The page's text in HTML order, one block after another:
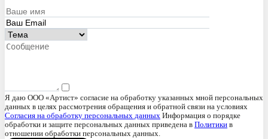
Я даю ООО «Артист» согласие на обработку указанных мной персональных
данных в целях рассмотрения обращения и обратной связи на условиях
Согласия на обработку персональных данных Информация о порядке
обработки и защите персональных данных приведена в Политики в
отношении обработки персональных данных.